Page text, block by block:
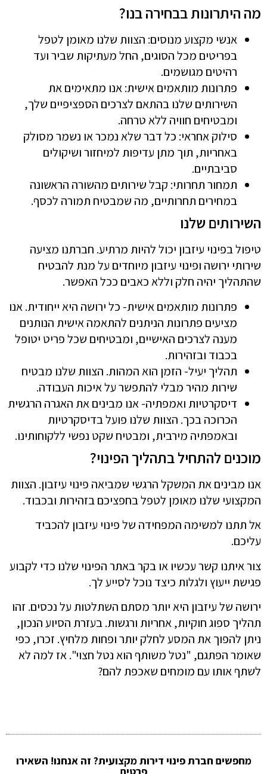
מה היתרונות בבחירה בנו?
אנשי מקצוע מנוסים: הצוות שלנו מאומן לטפל
בפריטים מכל הסוגים, החל מעתיקות שביר ועד
רהיטים מגושמים.
פתרונות מותאמים אישית: אנו מתאימים את
השירותים שלנו בהתאם לצרכים הספציפיים שלך,
ומבטיחים חוויה ללא טרחה.
סילוק אחראי: כל דבר שלא נמכר או נשמר מסולק
באחריות, תוך מתן עדיפות למיחזור ושיקולים
סביבתיים.
תמחור תחרותי: קבל שירותים מהשורה הראשונה
במחירים תחרותיים, מה שמבטיח תמורה לכסף.
השירותים שלנו
טיפול בפינוי עיזבון יכול להיות מרתיע. חברתנו מציעה
שירותי ירושה ופינוי עיזבון מיוחדים על מנת להבטיח
שהתהליך יהיה חלק וללא כאבים ככל האפשר.
פתרונות מותאמים אישית- כל ירושה היא ייחודית. אנו
מציעים פתרונות הניתנים להתאמה אישית הנותנים
מענה לצרכים האישיים, ומבטיחים שכל פריט יטופל
בכבוד ובזהירות.
תהליך יעיל- הזמן הוא המהות. הצוות שלנו מבטיח
שירות מהיר מבלי להתפשר על איכות העבודה.
דיסקרטיות ואמפתיה- אנו מבינים את האגרה הרגשית
הכרוכה בכך. הצוות שלנו פועל בדיסקרטיות
ובאמפתיה מירבית, ומבטיח שקט נפשי ללקוחותינו.
מוכנים להתחיל בתהליך הפינוי?
אנו מבינים את המשקל הרגשי שמביאה פינוי עיזבון. הצוות
המקצועי שלנו מאומן לטפל בחפציכם בזהירות ובכבוד.
אל תתנו למשימה המפחידה של פינוי עיזבון להכביד
עליכם.
צור איתנו קשר עכשיו או בקר באתר הפינוי שלנו כדי לקבוע
פגישת ייעוץ ולגלות כיצד נוכל לסייע לך.
ירושה של עיזבון היא יותר מסתם השתלטות על נכסים. זהו
תהליך ספוג חוקיות, אחריות ורגשות. בעזרת הסיוע הנכון,
ניתן להפוך את המסע לחלק יותר ופחות מלחיץ. זכרו, כפי
שאומר הפתגם, "נטל משותף הוא נטל חצוי". אז למה לא
לשתף אותו עם מומחים שאכפת להם?
מחפשים חברת פינוי דירות מקצועית? זה אנחנו! השאירו
פרטים